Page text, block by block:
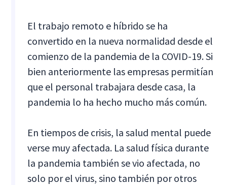
El trabajo remoto e híbrido se ha
convertido en la nueva normalidad desde el
comienzo de la pandemia de la COVID-19. Si
bien anteriormente las empresas permitían
que el personal trabajara desde casa, la
pandemia lo ha hecho mucho más común.
En tiempos de crisis, la salud mental puede
verse muy afectada. La salud física durante
la pandemia también se vio afectada, no
solo por el virus, sino también por otros